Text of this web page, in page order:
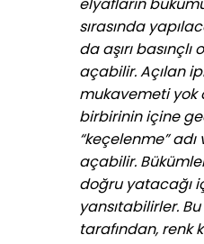
sırasında
da aşırı
açabilir. Açılan
mukavemeti yok
birbirinin içine
“keçelenme”
açabilir.
doğru yatacağı
yansıtabilirler. Bu
tarafından, renk